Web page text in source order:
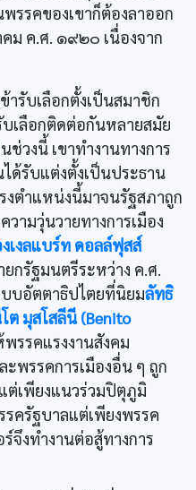
รรคของเขาก็ต้องลาออก
ม ค.ศ. ๑๙๒๐ เนื่องจาก
ารับเลือกตั้งเป็นสมาชิก
เลือกติดต่อกันหลายสมัย
วงนี้ เขาทำงานทางการ
ด้รับแต่งตั้งเป็นประธาน
ตำแหน่งนี้มาจนรัฐสภาถูก
ามวุ่นวายทางการเมือง
งเงลแบร์ท ดอลล์ฟุสส์
ยกรัฐมนตรีระหว่าง ค.ศ.
บอัตตาธิปไตยที่นิยมลัทธิ
ต มุสโสลีนี (Benito
รรคแรงงานสังคม
พรรคการเมืองอื่น ๆ ถูก
ต่เพียงแนวร่วมปิตุภูมิ
ครัฐบาลแต่เพียงพรรค
จึงทำงานต่อสู้ทางการ